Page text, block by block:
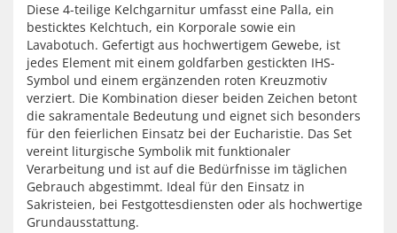
Diese 4-teilige Kelchgarnitur umfasst eine Palla, ein
besticktes Kelchtuch, ein Korporale sowie ein
Lavabotuch. Gefertigt aus hochwertigem Gewebe, ist
jedes Element mit einem goldfarben gestickten IHS-
Symbol und einem ergänzenden roten Kreuzmotiv
verziert. Die Kombination dieser beiden Zeichen betont
die sakramentale Bedeutung und eignet sich besonders
für den feierlichen Einsatz bei der Eucharistie. Das Set
vereint liturgische Symbolik mit funktionaler
Verarbeitung und ist auf die Bedürfnisse im täglichen
Gebrauch abgestimmt. Ideal für den Einsatz in
Sakristeien, bei Festgottesdiensten oder als hochwertige
Grundausstattung.